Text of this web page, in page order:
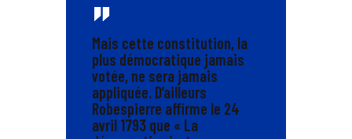
Mais cette constitution, la
plus démocratique jamais
votée, ne sera jamais
appliquée. D’ailleurs
Robespierre affirme le 24
avril 1793 que « La